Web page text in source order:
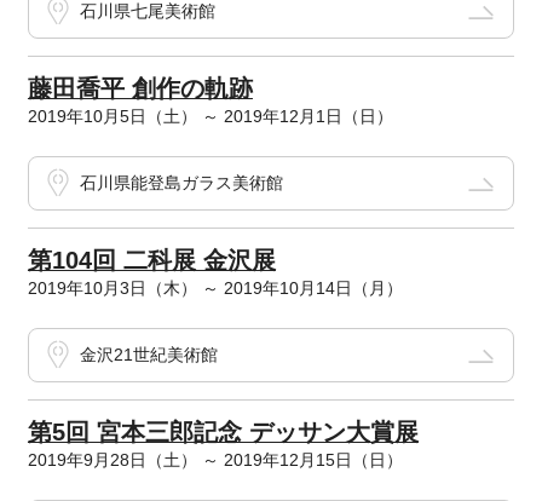
石川県七尾美術館
藤田喬平 創作の軌跡
2019年10月5日（土） ～ 2019年12月1日（日）
石川県能登島ガラス美術館
第104回 二科展 金沢展
2019年10月3日（木） ～ 2019年10月14日（月）
金沢21世紀美術館
第5回 宮本三郎記念 デッサン大賞展
2019年9月28日（土） ～ 2019年12月15日（日）